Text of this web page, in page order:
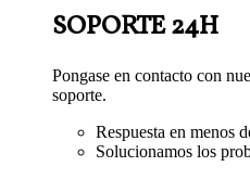
SOPORTE 24H
Pongase en contacto con
soporte.
Respuesta en menos
Solucionamos los